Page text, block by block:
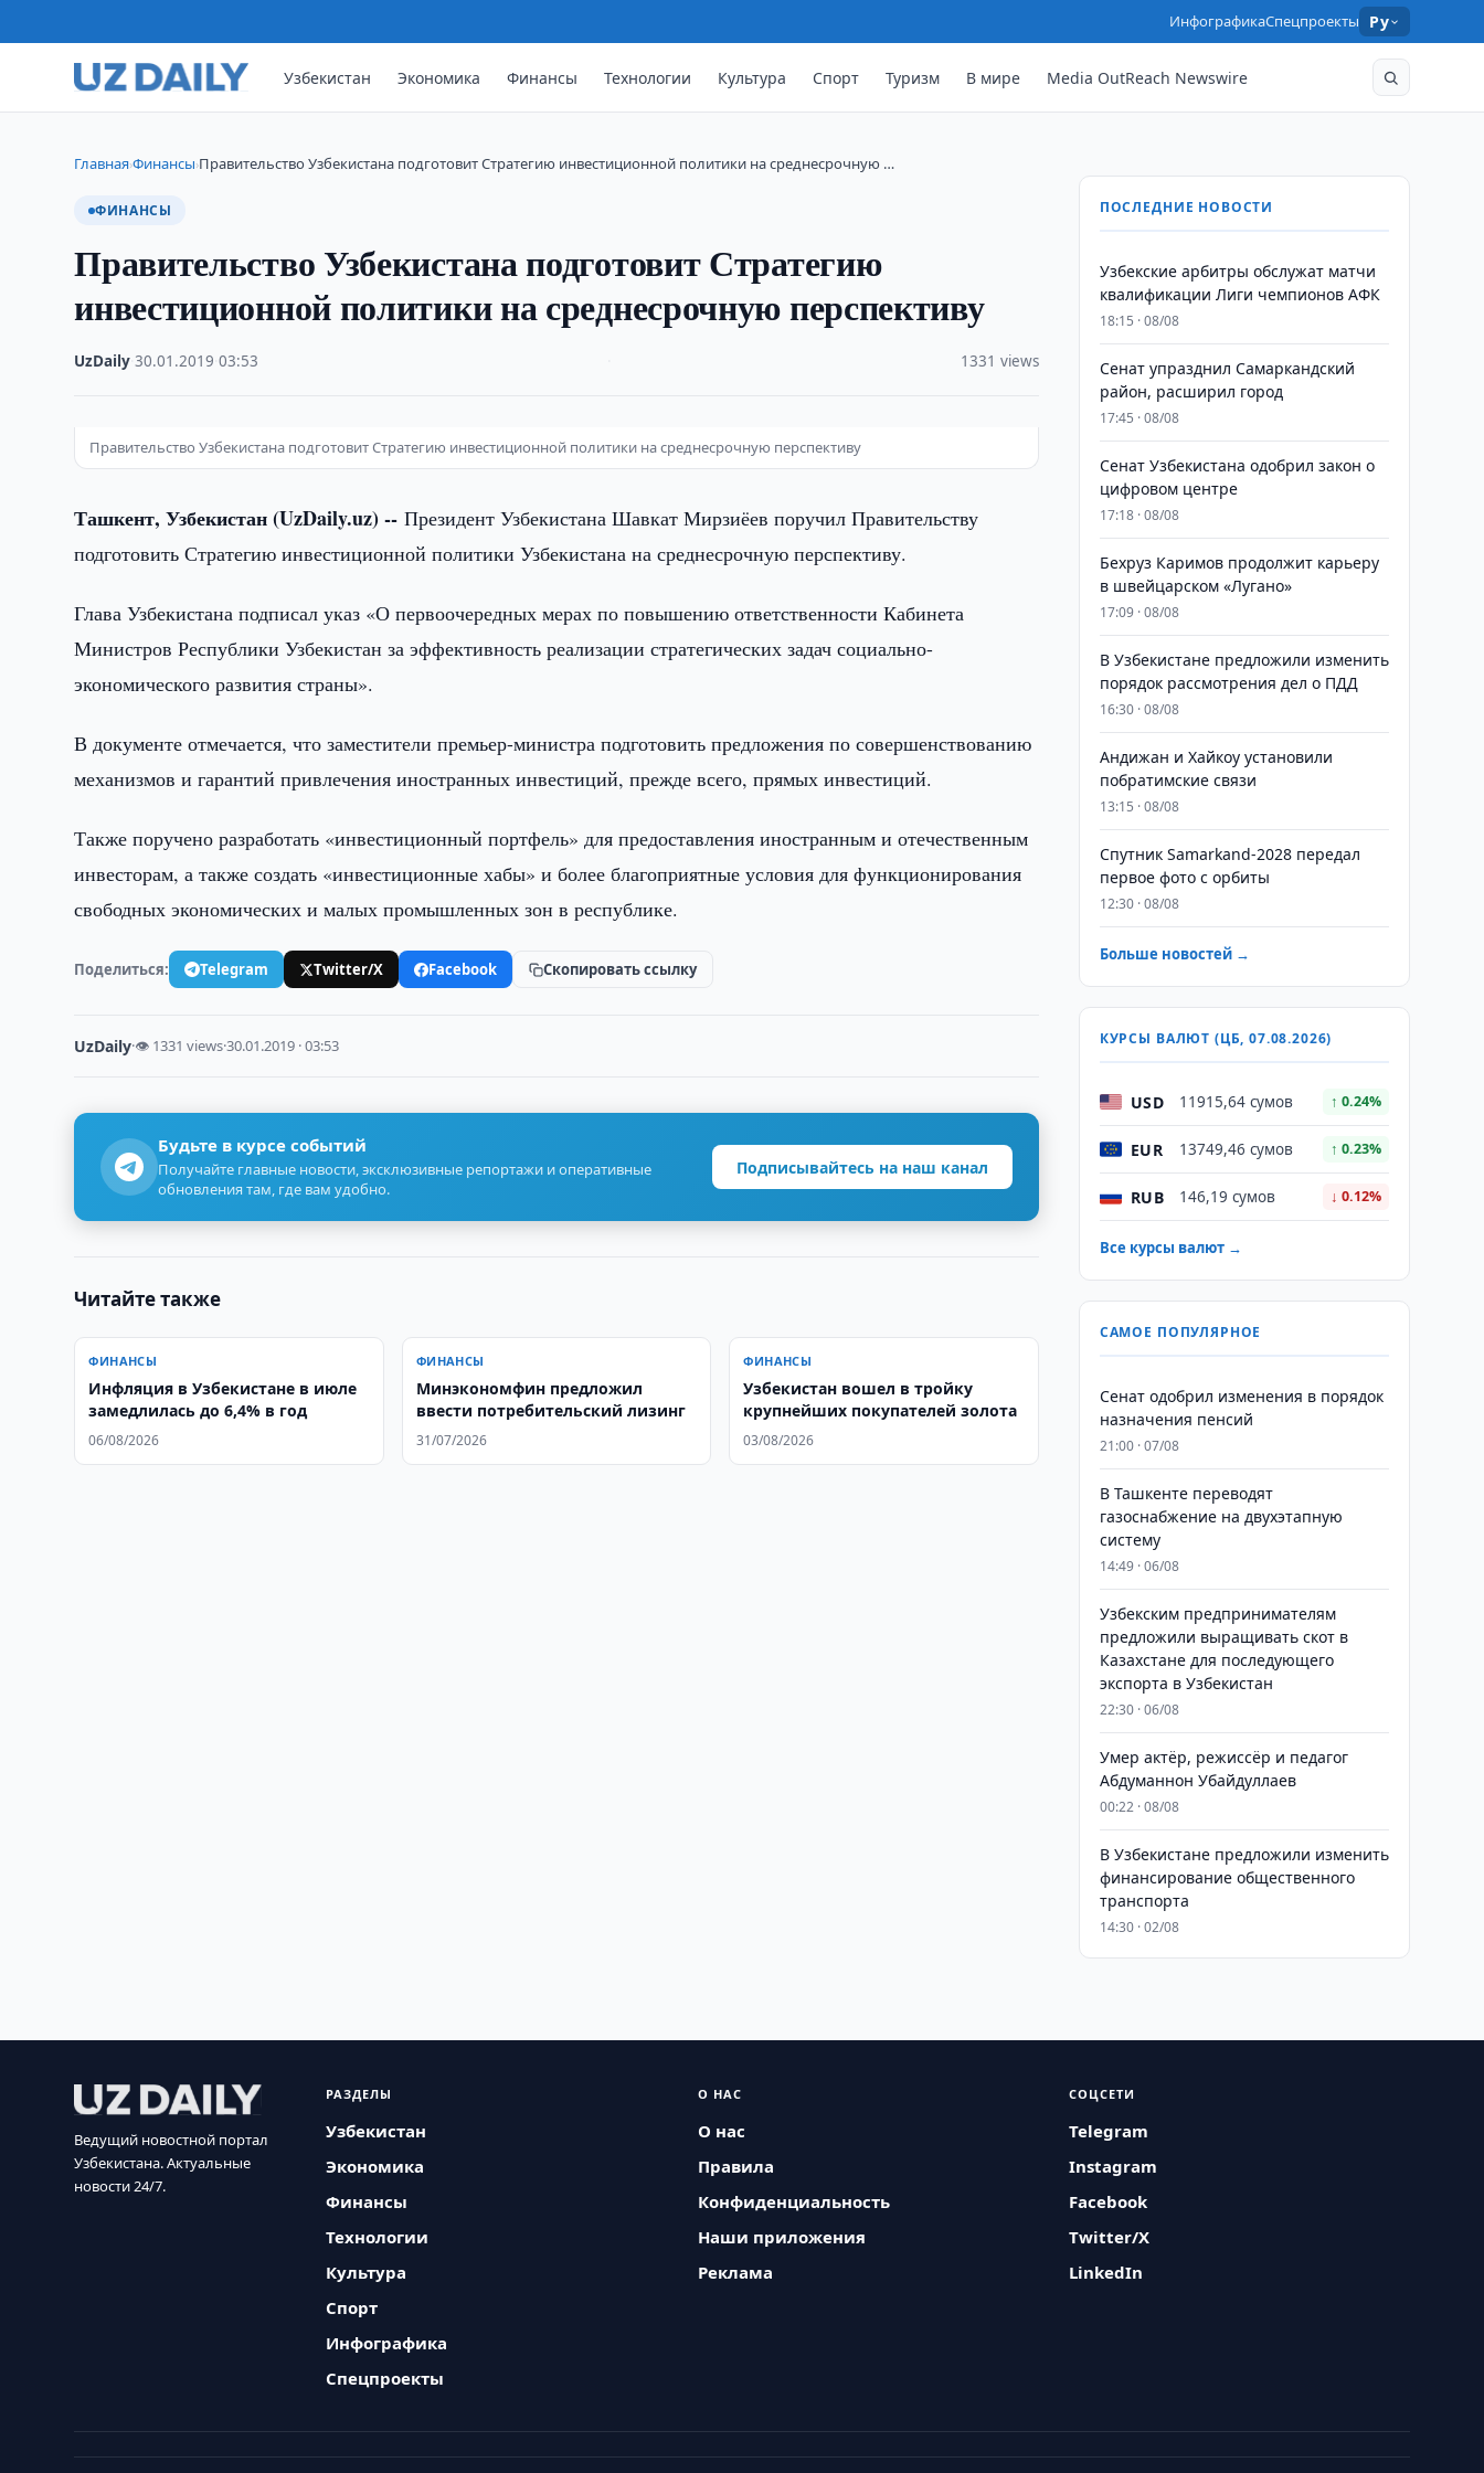
ИнфографикаСпецпроекты Ру
Узбекистан Экономика Финансы Технологии Культура Спорт Туризм В мире Media OutReach Newswire
Главная›Финансы›Правительство Узбекистана подготовит Стратегию инвестиционной политики на среднесрочную …
ФИНАНСЫ
Правительство Узбекистана подготовит Стратегию
инвестиционной политики на среднесрочную перспективу
UzDaily ·30.01.2019 ·03:53 1331 views
Правительство Узбекистана подготовит Стратегию инвестиционной политики на среднесрочную перспективу
Ташкент, Узбекистан (UzDaily.uz) --Президент Узбекистана Шавкат Мирзиёев поручил Правительству
подготовить Стратегию инвестиционной политики Узбекистана на среднесрочную перспективу.
Глава Узбекистана подписал указ «О первоочередных мерах по повышению ответственности Кабинета
Министров Республики Узбекистан за эффективность реализации стратегических задач социально-
экономического развития страны».
В документе отмечается, что заместители премьер-министра подготовить предложения по совершенствованию
механизмов и гарантий привлечения иностранных инвестиций, прежде всего, прямых инвестиций.
Также поручено разработать «инвестиционный портфель» для предоставления иностранным и отечественным
инвесторам, а также создать «инвестиционные хабы» и более благоприятные условия для функционирования
свободных экономических и малых промышленных зон в республике.
Поделиться: Telegram Twitter/X Facebook Скопировать ссылку
UzDaily·👁 1331 views·30.01.2019 · 03:53
Будьте в курсе событий
Получайте главные новости, эксклюзивные репортажи и оперативные
обновления там, где вам удобно.
Подписывайтесь на наш канал
Читайте также
ФИНАНСЫ
Инфляция в Узбекистане в июле
замедлилась до 6,4% в год
06/08/2026
ФИНАНСЫ
Минэкономфин предложил
ввести потребительский лизинг
31/07/2026
ФИНАНСЫ
Узбекистан вошел в тройку
крупнейших покупателей золота
03/08/2026
ПОСЛЕДНИЕ НОВОСТИ
Узбекские арбитры обслужат матчи
квалификации Лиги чемпионов АФК
18:15 · 08/08
Сенат упразднил Самаркандский
район, расширил город
17:45 · 08/08
Сенат Узбекистана одобрил закон о
цифровом центре
17:18 · 08/08
Бехруз Каримов продолжит карьеру
в швейцарском «Лугано»
17:09 · 08/08
В Узбекистане предложили изменить
порядок рассмотрения дел о ПДД
16:30 · 08/08
Андижан и Хайкоу установили
побратимские связи
13:15 · 08/08
Спутник Samarkand-2028 передал
первое фото с орбиты
12:30 · 08/08
Больше новостей →
КУРСЫ ВАЛЮТ (ЦБ, 07.08.2026)
USD 11915,64 сумов ↑ 0.24%
EUR 13749,46 сумов ↑ 0.23%
RUB 146,19 сумов ↓ 0.12%
Все курсы валют →
САМОЕ ПОПУЛЯРНОЕ
Сенат одобрил изменения в порядок
назначения пенсий
21:00 · 07/08
В Ташкенте переводят
газоснабжение на двухэтапную
систему
14:49 · 06/08
Узбекским предпринимателям
предложили выращивать скот в
Казахстане для последующего
экспорта в Узбекистан
22:30 · 06/08
Умер актёр, режиссёр и педагог
Абдуманнон Убайдуллаев
00:22 · 08/08
В Узбекистане предложили изменить
финансирование общественного
транспорта
14:30 · 02/08
Ведущий новостной портал
Узбекистана. Актуальные
новости 24/7.
РАЗДЕЛЫ
Узбекистан
Экономика
Финансы
Технологии
Культура
Спорт
Инфографика
Спецпроекты
О НАС
О нас
Правила
Конфиденциальность
Наши приложения
Реклама
СОЦСЕТИ
Telegram
Instagram
Facebook
Twitter/X
LinkedIn